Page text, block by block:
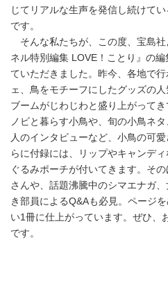
じてリアルな生声を発信し続けて
です。
そんな私たちが、この度、宝島
ネル特別編集 LOVE！ことり』の
ていただきました。昨今、各地で
ェ、鳥をモチーフにしたグッズの
ブームがじわじわと盛り上がって
ノビと暮らす小鳥や、旬の小鳥ネ
人のインタビューなど、小鳥の可
らに付録には、リップやキャンデ
ぐるみポーチが付いてきます。そ
さんや、話題沸騰中のシマエナガ
き部員によるQ&Aも必見。ページ
い1冊に仕上がっています。ぜひ、
です。